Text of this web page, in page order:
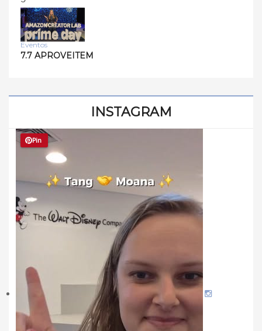
Eventos
7.7 APROVEITEM
INSTAGRAM
Pin